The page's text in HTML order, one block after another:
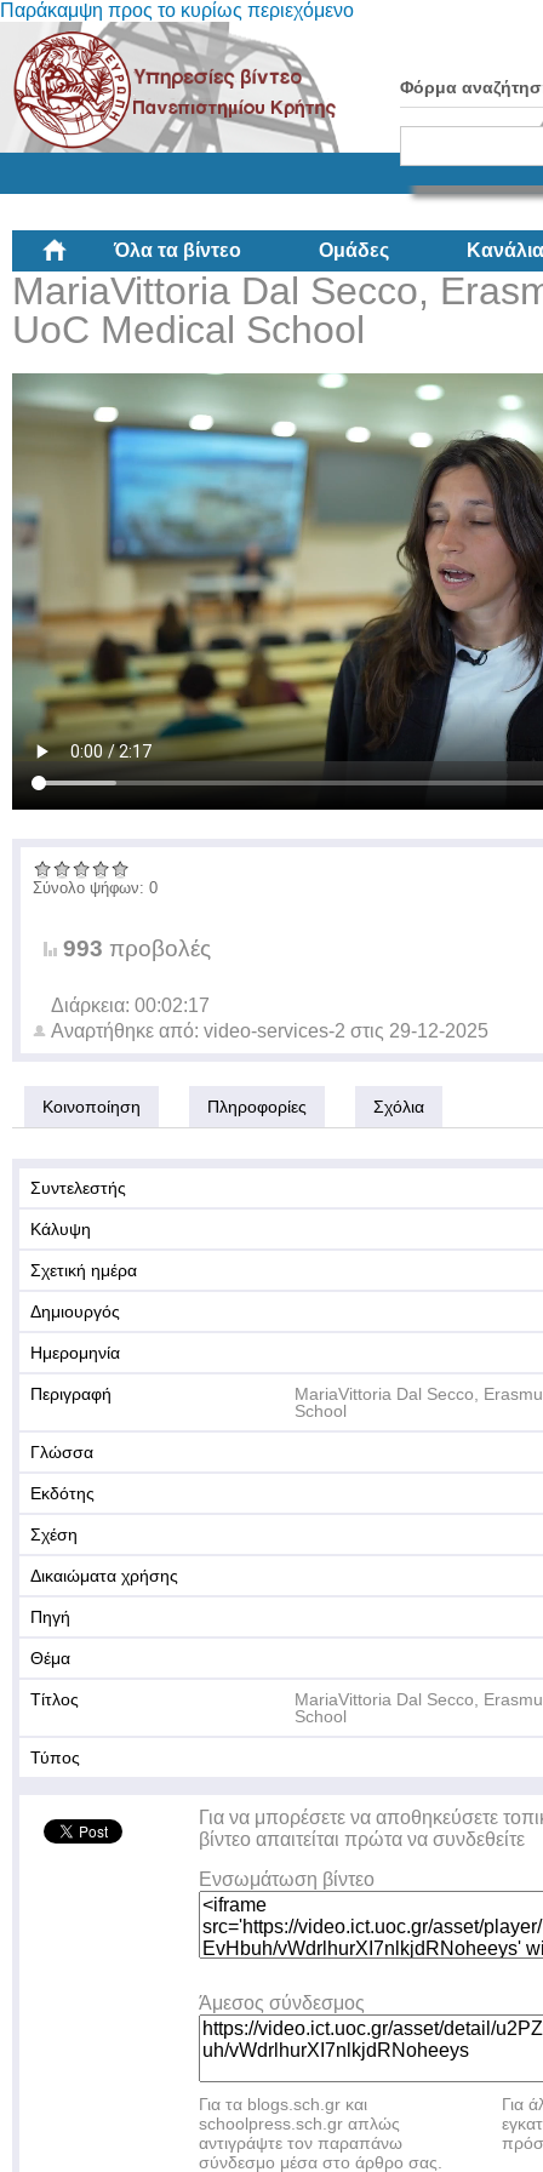
Παράκαμψη προς το κυρίως περιεχόμενο
Φόρμα
Όλα τα βίντεο Ομάδες Κανάλια
MariaVittoria Dal Secco,
UoC Medical School
Σύνολο ψήφων: 0
993 προβολές
Διάρκεια: 00:02:17
Αναρτήθηκε από: video-services-2 στις 29-12-2025
Κοινοποίηση Πληροφορίες Σχόλια
Συντελεστής
Κάλυψη
Σχετική ημέρα
Δημιουργός
Ημερομηνία
Περιγραφή
MariaVittoria Dal Secco,
School
Γλώσσα
Εκδότης
Σχέση
Δικαιώματα χρήσης
Πηγή
Θέμα
Τίτλος
MariaVittoria Dal Secco,
School
Τύπος
Για να μπορέσετε να αποθηκεύσετε
βίντεο απαιτείται πρώτα να συνδεθείτε
Ενσωμάτωση βίντεο
Άμεσος σύνδεσμος
Για τα blogs.sch.gr και
schoolpress.sch.gr απλώς
αντιγράψτε τον παραπάνω
σύνδεσμο μέσα στο άρθρο σας.
Για